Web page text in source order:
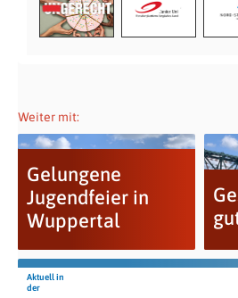
Weiter mit:
Gelungene
Jugendfeier in
Wuppertal
Aktuell in
der